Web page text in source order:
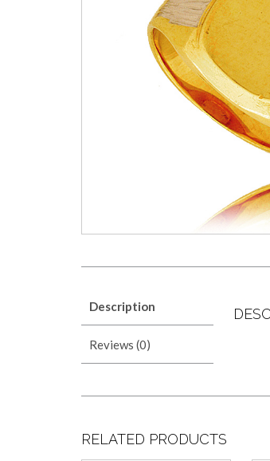
Description
Reviews (0)
RELATED PRODUCTS